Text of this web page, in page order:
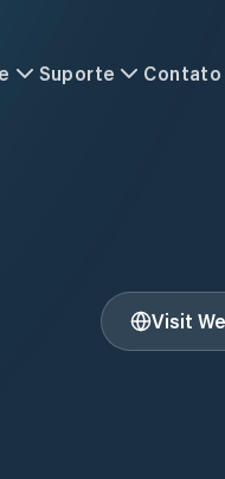
Suporte Contato
Visit